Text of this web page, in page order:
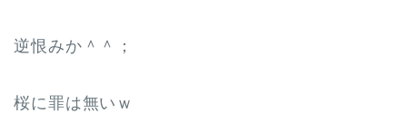
逆恨みか＾＾；
桜に罪は無いｗ